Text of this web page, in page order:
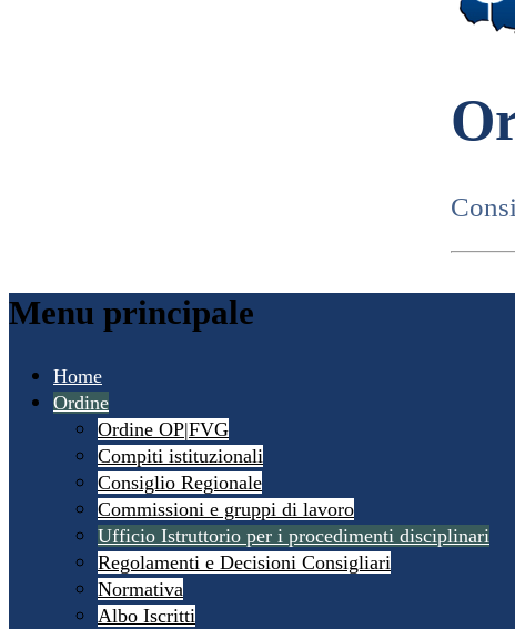
Menu principale
Home
Ordine
Ordine OP|FVG
Compiti istituzionali
Consiglio Regionale
Commissioni e gruppi di lavoro
Ufficio Istruttorio per i procedimenti disciplinari
Regolamenti e Decisioni Consigliari
Normativa
Albo Iscritti